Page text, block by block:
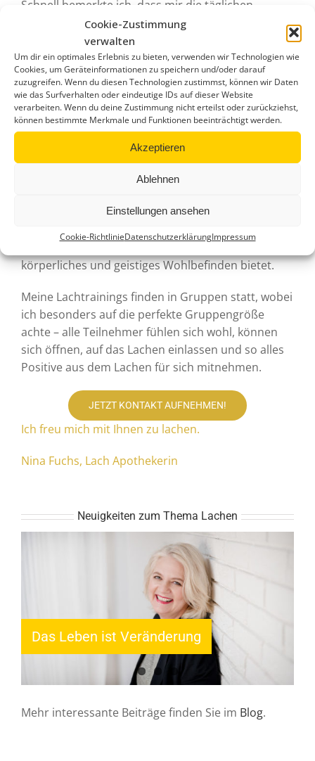
Cookie-Zustimmung
verwalten
Um dir ein optimales Erlebnis zu bieten, verwenden wir Technologien wie
Cookies, um Geräteinformationen zu speichern und/oder darauf
zuzugreifen. Wenn du diesen Technologien zustimmst, können wir Daten
wie das Surfverhalten oder eindeutige IDs auf dieser Website
verarbeiten. Wenn du deine Zustimmung nicht erteilst oder zurückziehst,
können bestimmte Merkmale und Funktionen beeinträchtigt werden.
Akzeptieren
Ablehnen
Einstellungen ansehen
Cookie-RichtlinieDatenschutzerklärungImpressum
Schnell bemerkte ich, dass mir die täglichen
Lachübungen im Alltag sowahl privat als auch
beruflich enorm halfen. Meine positiven Gefühle
sind gestärkt, so kann ich mit schwierigen
Situationen gelassener umgehen. Insgesamt bin
ich entspannter. Lachen hilft mir abzuschalten, so
bin ich effektiver, da ich mich auf das Wesentliche
konzentrieren kann.
In meiner Apotheke habe ich deshalb auch zum
Wohl meiner MitarbeiterInnen, Lachübungen
meinem Team Lachpausen. Mit dieser
Praxiserfahrung zeige ich Ihnen die
körperliches und geistiges Wohlbefinden bietet.
Meine Lachtrainings finden in Gruppen statt, wobei
ich besonders auf die perfekte Gruppengröße
achte – alle Teilnehmer fühlen sich wohl, können
sich öffnen, auf das Lachen einlassen und so alles
Positive aus dem Lachen für sich mitnehmen.
JETZT KONTAKT AUFNEHMEN!
Ich freu mich mit Ihnen zu lachen.
Nina Fuchs, Lach Apothekerin
Neuigkeiten zum Thema Lachen
Das Leben ist Veränderung
das 10 Minuten Happy
Weihnachtsrezept
Neuerscheinung Buch: Lass dein Herz
lachen
Mehr interessante Beiträge finden Sie im Blog.